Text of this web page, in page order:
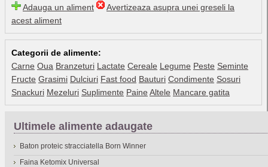
Adauga un aliment
Avertizeaza asupra unei greseli la
acest aliment
Categorii de alimente:
Carne Oua Branzeturi Lactate Cereale Legume Peste Seminte
Fructe Grasimi Dulciuri Fast food Bauturi Condimente Sosuri
Snackuri Mezeluri Suplimente Paine Altele Mancare gatita
Ultimele alimente adaugate
Baton proteic stracciatella Born Winner
Faina Ketomix Universal